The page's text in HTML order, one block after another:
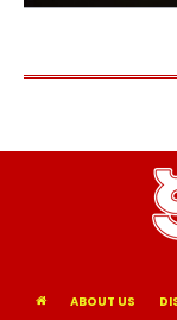
ABOUT US